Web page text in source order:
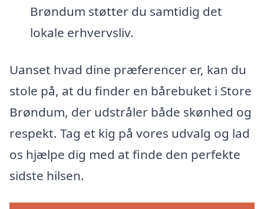
Brøndum støtter du samtidig det
lokale erhvervsliv.
Uanset hvad dine præferencer er, kan du
stole på, at du finder en bårebuket i Store
Brøndum, der udstråler både skønhed og
respekt. Tag et kig på vores udvalg og lad
os hjælpe dig med at finde den perfekte
sidste hilsen.